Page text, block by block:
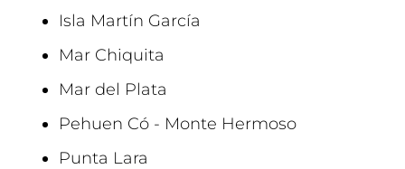
Isla Martín García
Mar Chiquita
Mar del Plata
Pehuen Có - Monte Hermoso
Punta Lara